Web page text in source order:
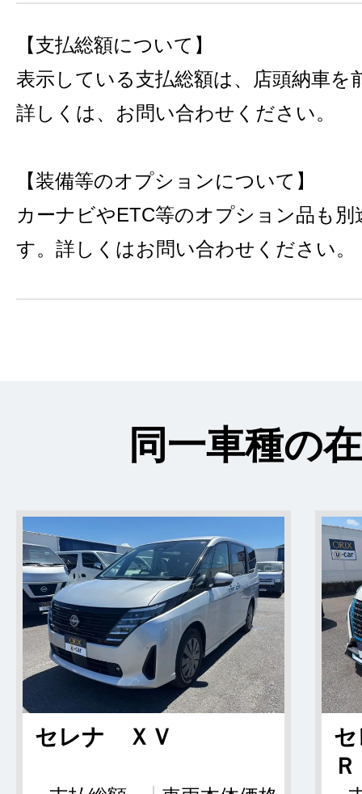
【支払総額について】
表示している支払総額は、店頭納車を
詳しくは、お問い合わせください。
【装備等のオプションについて】
カーナビやETC等のオプション品も
す。詳しくはお問い合わせください。
同一車種の
セレナ ＸＶ